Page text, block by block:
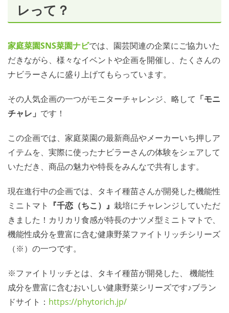
レって？
家庭菜園SNS菜園ナビでは、園芸関連の企業にご協力いた
だきながら、様々なイベントや企画を開催し、たくさんの
ナビラーさんに盛り上げてもらっています。
その人気企画の一つがモニターチャレンジ、略して 「モニ
チャレ」 です！
この企画では、家庭菜園の最新商品やメーカーいち押しア
イテムを、実際に使ったナビラーさんの体験をシェアして
いただき、商品の魅力や特長をみんなで共有します。
現在進行中の企画では、タキイ種苗さんが開発した機能性
ミニトマト 『千恋（ちこ）』 栽培にチャレンジしていただ
きました！カリカリ食感が特長のナツメ型ミニトマトで、
機能性成分を豊富に含む健康野菜ファイトリッチシリーズ
（※）の一つです。
※ファイトリッチとは、タキイ種苗が開発した、 機能性
成分を豊富に含むおいしい健康野菜シリーズです♪ブラン
ドサイト： https://phytorich.jp/